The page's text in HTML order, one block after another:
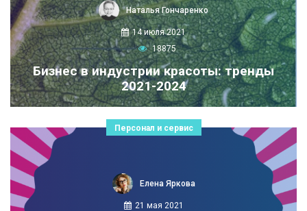
Наталья Гончаренко
14 июля 2021
18875
Бизнес в индустрии красоты: тренды
2021-2024
Персонал и сервис
Елена Яркова
21 мая 2021